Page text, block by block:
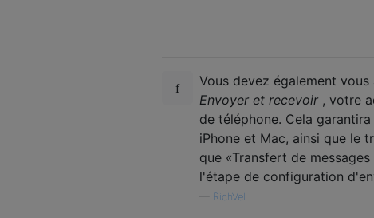
Vous devez également vous
Envoyer et recevoir , votre
de téléphone. Cela
iPhone et Mac, ainsi que le
que «Transfert de
l'étape de configuration
RichVel